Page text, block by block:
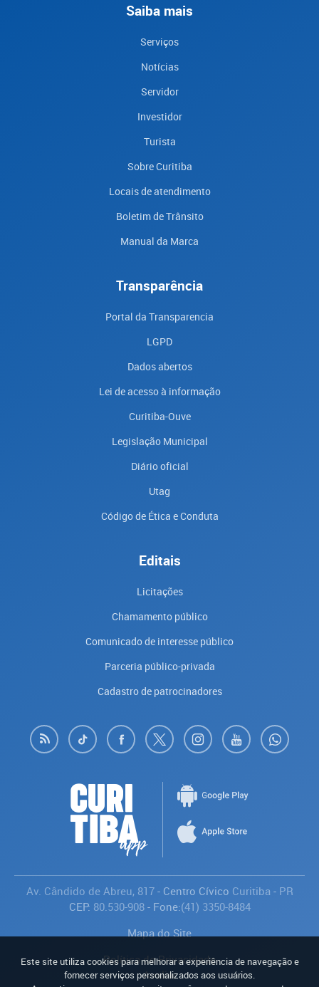
Saiba mais
Serviços
Notícias
Servidor
Investidor
Turista
Sobre Curitiba
Locais de atendimento
Boletim de Trânsito
Manual da Marca
Transparência
Portal da Transparencia
LGPD
Dados abertos
Lei de acesso à informação
Curitiba-Ouve
Legislação Municipal
Diário oficial
Utag
Código de Ética e Conduta
Editais
Licitações
Chamamento público
Comunicado de interesse público
Parceria público-privada
Cadastro de patrocinadores
Av. Cândido de Abreu, 817- Centro Cívico Curitiba- PR
CEP: 80.530-908- Fone:(41) 3350-8484
Mapa do Site
Política de Privacidade
Avaliar
Este site utiliza cookies para melhorar a experiência de navegação e
fornecer serviços personalizados aos usuários.